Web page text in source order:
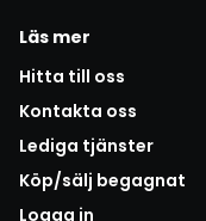
Läs mer
Hitta till oss
Kontakta oss
Lediga tjänster
Köp/sälj begagnat
Logga in